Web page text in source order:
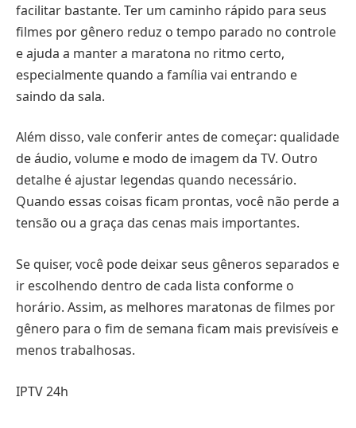
facilitar bastante. Ter um caminho rápido para seus
filmes por gênero reduz o tempo parado no controle
e ajuda a manter a maratona no ritmo certo,
especialmente quando a família vai entrando e
saindo da sala.
Além disso, vale conferir antes de começar: qualidade
de áudio, volume e modo de imagem da TV. Outro
detalhe é ajustar legendas quando necessário.
Quando essas coisas ficam prontas, você não perde a
tensão ou a graça das cenas mais importantes.
Se quiser, você pode deixar seus gêneros separados e
ir escolhendo dentro de cada lista conforme o
horário. Assim, as melhores maratonas de filmes por
gênero para o fim de semana ficam mais previsíveis e
menos trabalhosas.
IPTV 24h